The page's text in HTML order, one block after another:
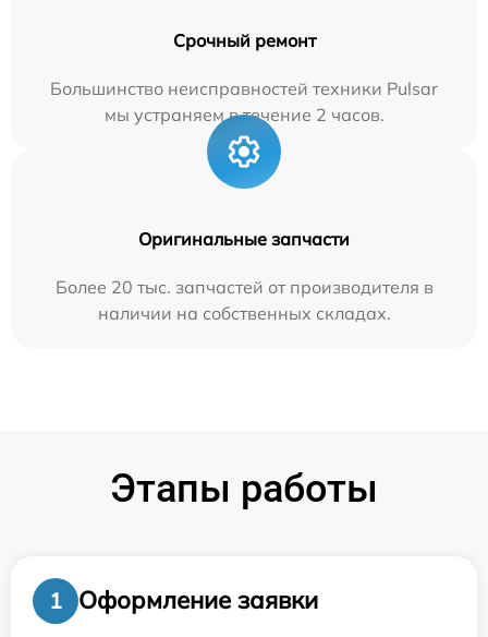
Срочный ремонт
Большинство неисправностей техники Pulsar
мы устраняем в течение 2 часов.
Оригинальные запчасти
Более 20 тыс. запчастей от производителя в
наличии на собственных складах.
Этапы работы
1
Оформление заявки